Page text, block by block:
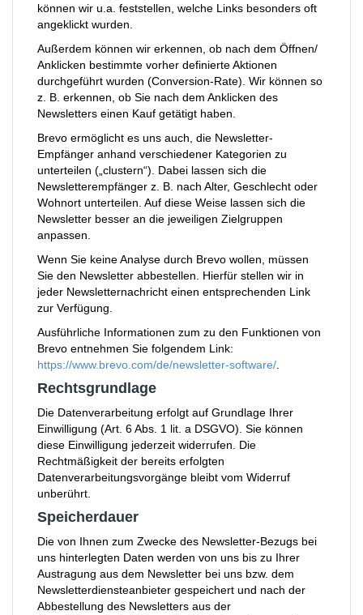
können wir u.a. feststellen, welche Links besonders oft
angeklickt wurden.
Außerdem können wir erkennen, ob nach dem Öffnen/
Anklicken bestimmte vorher definierte Aktionen
durchgeführt wurden (Conversion-Rate). Wir können so
z. B. erkennen, ob Sie nach dem Anklicken des
Newsletters einen Kauf getätigt haben.
Brevo ermöglicht es uns auch, die Newsletter-
Empfänger anhand verschiedener Kategorien zu
unterteilen („clustern“). Dabei lassen sich die
Newsletterempfänger z. B. nach Alter, Geschlecht oder
Wohnort unterteilen. Auf diese Weise lassen sich die
Newsletter besser an die jeweiligen Zielgruppen
anpassen.
Wenn Sie keine Analyse durch Brevo wollen, müssen
Sie den Newsletter abbestellen. Hierfür stellen wir in
jeder Newsletternachricht einen entsprechenden Link
zur Verfügung.
Ausführliche Informationen zum zu den Funktionen von
Brevo entnehmen Sie folgendem Link:
https://www.brevo.com/de/newsletter-software/.
Rechtsgrundlage
Die Datenverarbeitung erfolgt auf Grundlage Ihrer
Einwilligung (Art. 6 Abs. 1 lit. a DSGVO). Sie können
diese Einwilligung jederzeit widerrufen. Die
Rechtmäßigkeit der bereits erfolgten
Datenverarbeitungsvorgänge bleibt vom Widerruf
unberührt.
Speicherdauer
Die von Ihnen zum Zwecke des Newsletter-Bezugs bei
uns hinterlegten Daten werden von uns bis zu Ihrer
Austragung aus dem Newsletter bei uns bzw. dem
Newsletterdiensteanbieter gespeichert und nach der
Abbestellung des Newsletters aus der